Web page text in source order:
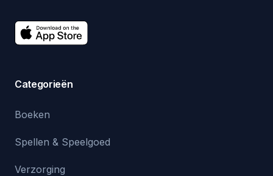
Categorieën
Boeken
Spellen & Speelgoed
Verzorging